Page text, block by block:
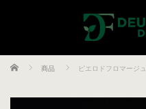
ホーム 商品 ピエロドフロマージュ